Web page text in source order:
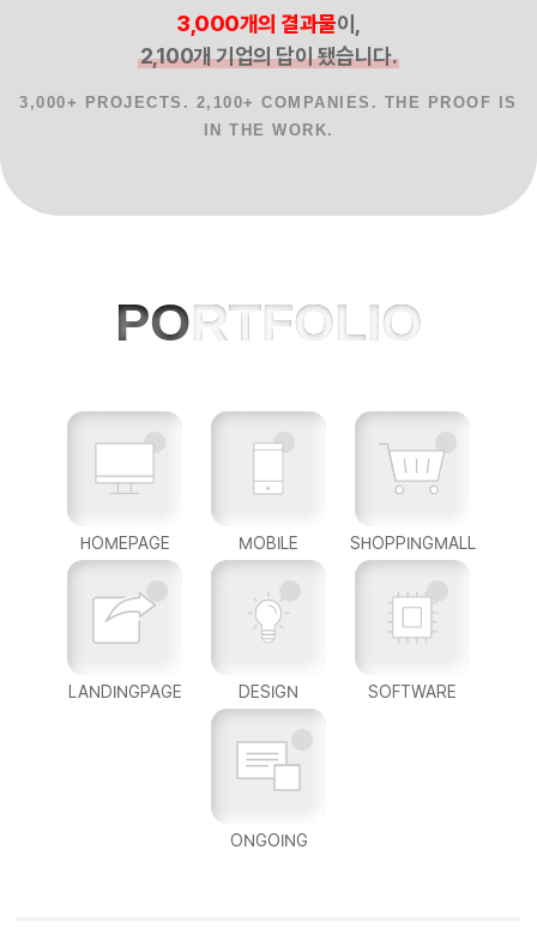
3,000개의 결과물이,
2,100개 기업의 답이 됐습니다.
3,000+ PROJECTS. 2,100+ COMPANIES. THE PROOF IS
IN THE WORK.
PORTFOLIO
HOMEPAGE MOBILE SHOPPINGMALL
LANDINGPAGE DESIGN SOFTWARE
ONGOING